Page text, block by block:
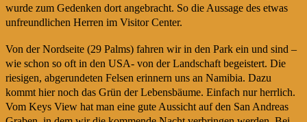
wurde zum Gedenken dort angebracht. So die Aussage des etwas
unfreundlichen Herren im Visitor Center.
Von der Nordseite (29 Palms) fahren wir in den Park ein und sind –
wie schon so oft in den USA- von der Landschaft begeistert. Die
riesigen, abgerundeten Felsen erinnern uns an Namibia. Dazu
kommt hier noch das Grün der Lebensbäume. Einfach nur herrlich.
Vom Keys View hat man eine gute Aussicht auf den San Andreas